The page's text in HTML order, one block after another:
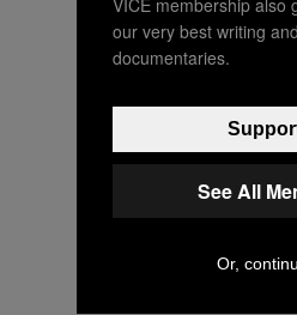
our very best writing
documentaries.
See All
Or,